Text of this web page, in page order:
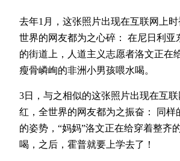
去年1月，这张照片出现在互联网上
世界的网友都为之心碎： 在尼日利亚
的街道上，人道主义志愿者洛文正在
瘦骨嶙峋的非洲小男孩喂水喝。
3日，与之相似的这张照片出现在互
红，全世界的网友都为之振奋： 同样
的姿势，“妈妈”洛文正在给穿着整齐
喝，之后，霍普就要上学去了！